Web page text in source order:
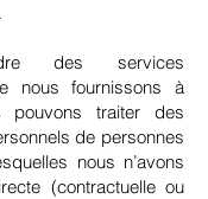
des services
nous fournissons à
pouvons traiter des
de personnes
nous n’avons
(contractuelle ou